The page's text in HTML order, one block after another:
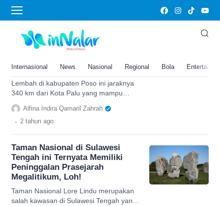
Internasional News Nasional Regional Bola
megalitikum
340 Km dari Kota Palu, Lembah
di Kabupaten Poso Ini Membawa
Era Megalitikum
Lembah di kabupaten Poso ini jaraknya
340 km dari Kota Palu yang mampu
membawa kita memasuki mesin waktu
ke era Megalitikum.
Alfina Indira Qamaril Zahrah
. 2 tahun ago
Taman Nasional di Sulawesi
Tengah ini Ternyata Memiliki
Peninggalan Prasejarah
Megalitikum, Loh!
Taman Nasional Lore Lindu merupakan
salah kawasan di Sulawesi Tengah yang